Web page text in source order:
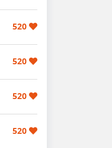
520
520
520
520